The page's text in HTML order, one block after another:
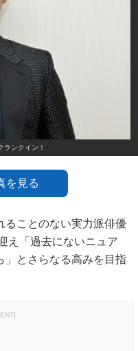
ンクイン！
を見る
ことのない実力派俳優
え「過去にないニュア
」とさらなる高みを目指